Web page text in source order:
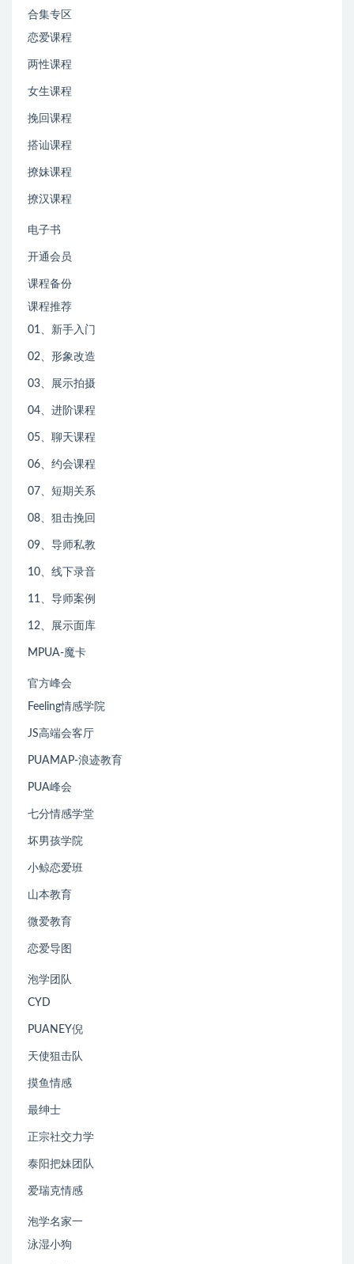
合集专区
恋爱课程
两性课程
女生课程
挽回课程
搭讪课程
撩妹课程
撩汉课程
电子书
开通会员
课程备份
课程推荐
01、新手入门
02、形象改造
03、展示拍摄
04、进阶课程
05、聊天课程
06、约会课程
07、短期关系
08、狙击挽回
09、导师私教
10、线下录音
11、导师案例
12、展示面库
MPUA-魔卡
官方峰会
Feeling情感学院
JS高端会客厅
PUAMAP-浪迹教育
PUA峰会
七分情感学堂
坏男孩学院
小鲸恋爱班
山本教育
微爱教育
恋爱导图
泡学团队
CYD
PUANEY倪
天使狙击队
摸鱼情感
最绅士
正宗社交力学
泰阳把妹团队
爱瑞克情感
泡学名家一
泳湿小狗